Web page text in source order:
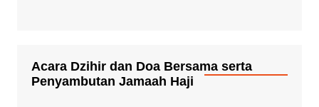
Acara Dzihir dan Doa Bersama serta
Penyambutan Jamaah Haji